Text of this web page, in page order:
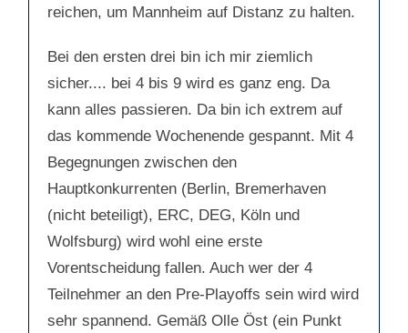
reichen, um Mannheim auf Distanz zu halten.
Bei den ersten drei bin ich mir ziemlich
sicher.... bei 4 bis 9 wird es ganz eng. Da
kann alles passieren. Da bin ich extrem auf
das kommende Wochenende gespannt. Mit 4
Begegnungen zwischen den
Hauptkonkurrenten (Berlin, Bremerhaven
(nicht beteiligt), ERC, DEG, Köln und
Wolfsburg) wird wohl eine erste
Vorentscheidung fallen. Auch wer der 4
Teilnehmer an den Pre-Playoffs sein wird wird
sehr spannend. Gemäß Olle Öst (ein Punkt